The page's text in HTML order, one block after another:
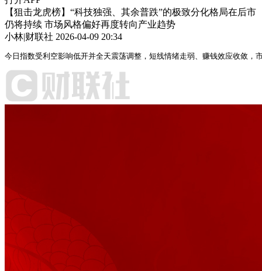
【狙击龙虎榜】“科技独强、其余普跌”的极致分化格局在后市
仍将持续 市场风格偏好再度转向产业趋势
小林|财联社 2026-04-09 20:34
今日指数受利空影响低开并全天震荡调整，短线情绪走弱、赚钱效应收敛